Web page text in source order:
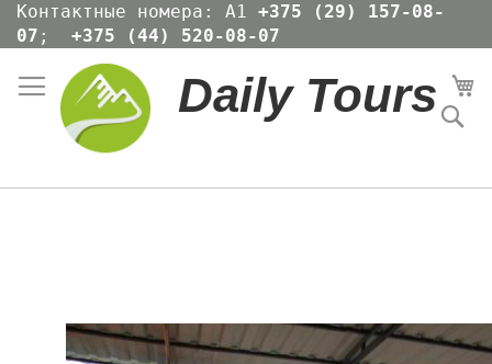
Skip
to
Content
Контактные номера: А1 +375 (29) 157-08-
07 ; +375 (44) 520-08-07
Daily Tours